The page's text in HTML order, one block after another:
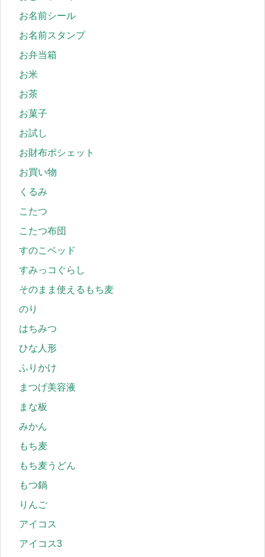
お名前シール
お名前スタンプ
お弁当箱
お米
お茶
お菓子
お試し
お財布ポシェット
お買い物
くるみ
こたつ
こたつ布団
すのこベッド
すみっコぐらし
そのまま使えるもち麦
のり
はちみつ
ひな人形
ふりかけ
まつげ美容液
まな板
みかん
もち麦
もち麦うどん
もつ鍋
りんご
アイコス
アイコス3